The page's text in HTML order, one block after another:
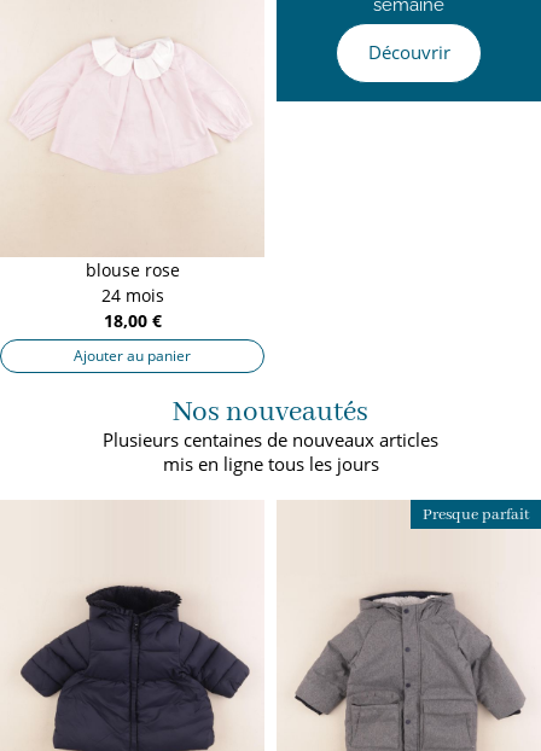
blouse rose
24 mois
18,00 €
Ajouter au panier
semaine
Découvrir
Nos nouveautés
Plusieurs centaines de nouveaux articles
mis en ligne tous les jours
Presque parfait